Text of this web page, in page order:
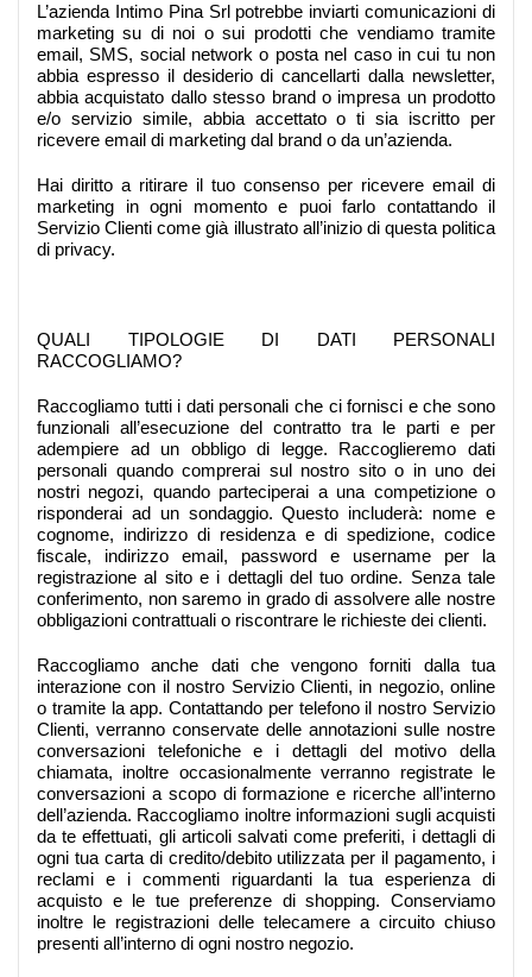
L’azienda Intimo Pina Srl potrebbe inviarti comunicazioni di
marketing su di noi o sui prodotti che vendiamo tramite
email, SMS, social network o posta nel caso in cui tu non
abbia espresso il desiderio di cancellarti dalla newsletter,
abbia acquistato dallo stesso brand o impresa un prodotto
e/o servizio simile, abbia accettato o ti sia iscritto per
ricevere email di marketing dal brand o da un’azienda.
Hai diritto a ritirare il tuo consenso per ricevere email di
marketing in ogni momento e puoi farlo contattando il
Servizio Clienti come già illustrato all’inizio di questa politica
di privacy.
QUALI TIPOLOGIE DI DATI PERSONALI
RACCOGLIAMO?
Raccogliamo tutti i dati personali che ci fornisci e che sono
funzionali all’esecuzione del contratto tra le parti e per
adempiere ad un obbligo di legge. Raccoglieremo dati
personali quando comprerai sul nostro sito o in uno dei
nostri negozi, quando parteciperai a una competizione o
risponderai ad un sondaggio. Questo includerà: nome e
cognome, indirizzo di residenza e di spedizione, codice
fiscale, indirizzo email, password e username per la
registrazione al sito e i dettagli del tuo ordine. Senza tale
conferimento, non saremo in grado di assolvere alle nostre
obbligazioni contrattuali o riscontrare le richieste dei clienti.
Raccogliamo anche dati che vengono forniti dalla tua
interazione con il nostro Servizio Clienti, in negozio, online
o tramite la app. Contattando per telefono il nostro Servizio
Clienti, verranno conservate delle annotazioni sulle nostre
conversazioni telefoniche e i dettagli del motivo della
chiamata, inoltre occasionalmente verranno registrate le
conversazioni a scopo di formazione e ricerche all’interno
dell’azienda. Raccogliamo inoltre informazioni sugli acquisti
da te effettuati, gli articoli salvati come preferiti, i dettagli di
ogni tua carta di credito/debito utilizzata per il pagamento, i
reclami e i commenti riguardanti la tua esperienza di
acquisto e le tue preferenze di shopping. Conserviamo
inoltre le registrazioni delle telecamere a circuito chiuso
presenti all’interno di ogni nostro negozio.